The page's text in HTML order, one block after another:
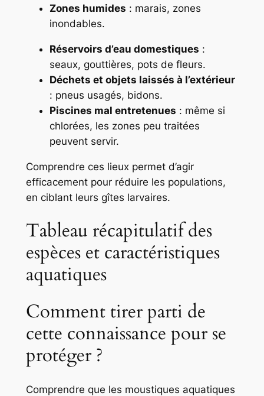
Zones humides : marais, zones
inondables.
Réservoirs d’eau domestiques :
seaux, gouttières, pots de fleurs.
Déchets et objets laissés à l’extérieur
: pneus usagés, bidons.
Piscines mal entretenues : même si
chlorées, les zones peu traitées
peuvent servir.
Comprendre ces lieux permet d’agir
efficacement pour réduire les populations,
en ciblant leurs gîtes larvaires.
Tableau récapitulatif des
espèces et caractéristiques
aquatiques
Comment tirer parti de
cette connaissance pour se
protéger ?
Comprendre que les moustiques aquatiques